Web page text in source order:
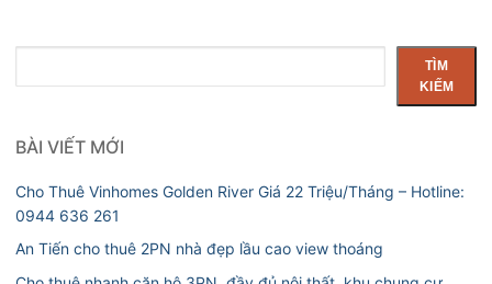
kiếm
TÌM
KIẾM
BÀI VIẾT MỚI
Cho Thuê Vinhomes Golden River Giá 22 Triệu/Tháng – Hotline:
0944 636 261
An Tiến cho thuê 2PN nhà đẹp lầu cao view thoáng